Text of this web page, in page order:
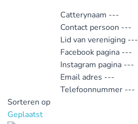
Catterynaam ---
Contact persoon ---
Lid van vereniging ---
Facebook pagina ---
Instagram pagina ---
Email adres ---
Telefoonnummer ---
Sorteren op
Geplaatst